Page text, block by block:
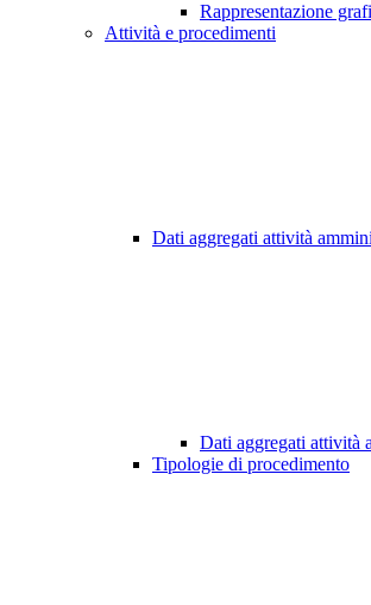
Rappresentazione
Attività e procedimenti
Dati aggregati attività
Dati aggregati attività
Tipologie di procedimento